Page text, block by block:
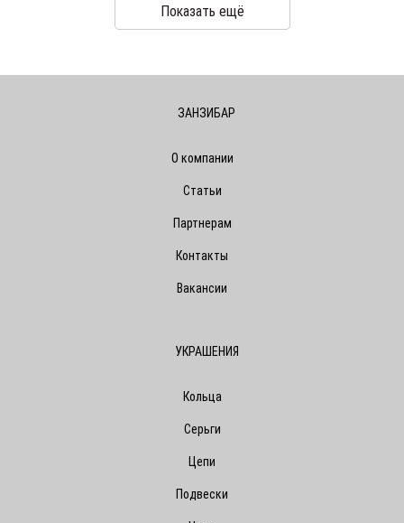
Показать ещё
ЗАНЗИБАР
О компании
Статьи
Партнерам
Контакты
Вакансии
УКРАШЕНИЯ
Кольца
Серьги
Цепи
Подвески